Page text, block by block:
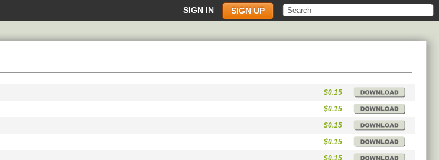
SIGN IN SIGN UP
$0.15
$0.15
$0.15
$0.15
$0.15